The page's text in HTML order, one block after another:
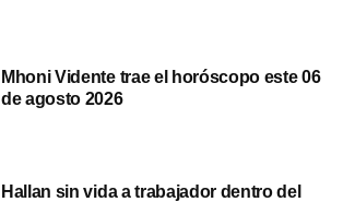
Mhoni Vidente trae el horóscopo este 06
de agosto 2026
Hallan sin vida a trabajador dentro del